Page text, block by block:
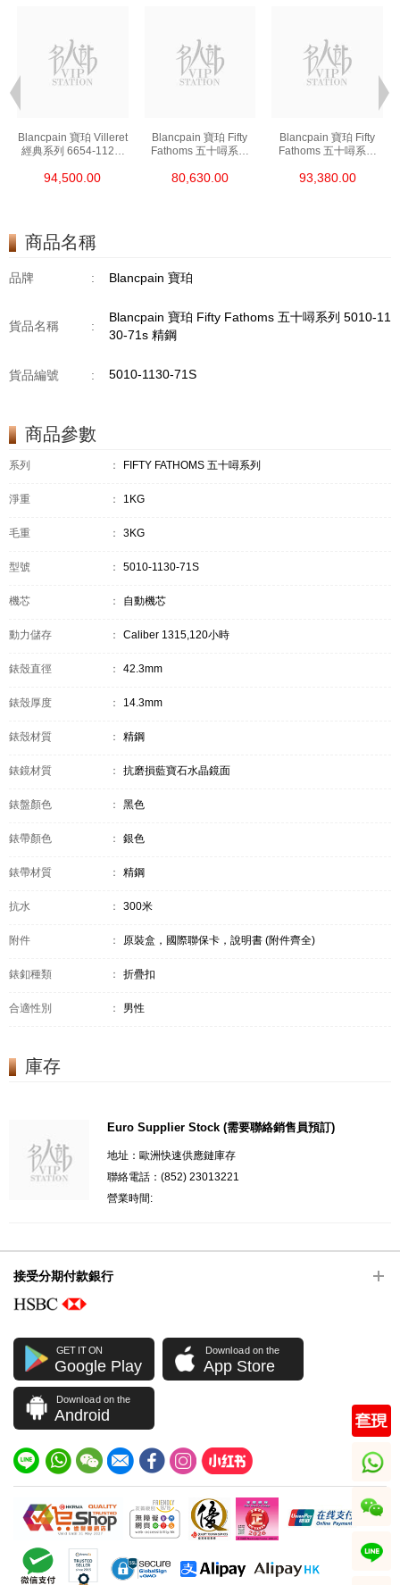
Blancpain 寶珀 Villeret
經典系列 6654-1127-
94,500.00
Blancpain 寶珀 Fifty
Fathoms 五十噚系列
80,630.00
Blancpain 寶珀 Fifty
Fathoms 五十噚系列
93,380.00
商品名稱
品牌 : Blancpain 寶珀
貨品名稱 :
Blancpain 寶珀 Fifty Fathoms 五十噚系列 5010-11
30-71s 精鋼
貨品編號 : 5010-1130-71S
商品參數
系列 ： FIFTY FATHOMS 五十噚系列
淨重 ： 1KG
毛重 ： 3KG
型號 ： 5010-1130-71S
機芯 ： 自動機芯
動力儲存 ： Caliber 1315,120小時
錶殼直徑 ： 42.3mm
錶殼厚度 ： 14.3mm
錶殼材質 ： 精鋼
錶鏡材質 ： 抗磨損藍寶石水晶鏡面
錶盤顏色 ： 黑色
錶帶顏色 ： 銀色
錶帶材質 ： 精鋼
抗水 ： 300米
附件 ： 原裝盒，國際聯保卡，說明書 (附件齊全)
錶釦種類 ： 折疊扣
合適性別 ： 男性
庫存
Euro Supplier Stock (需要聯絡銷售員預訂)
地址：歐洲快速供應鏈庫存
聯絡電話：(852) 23013221
營業時間:
接受分期付款銀行
GET IT ON
Google Play
Download on the
App Store
Download on the
Android
whatsapp